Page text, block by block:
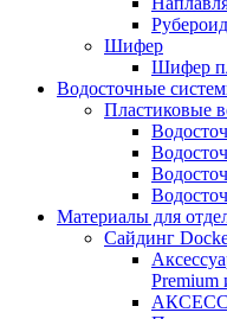
Рубероид
Шифер
Шифер
Водосточные
Пластиковые
Материалы для
Сайдинг
Premium